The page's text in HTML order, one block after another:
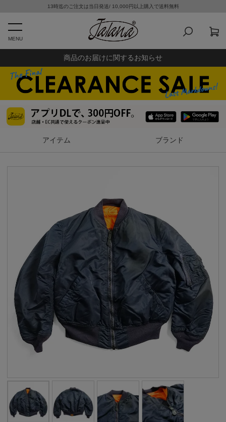
13時迄のご注文は当日発送/ 10,000円以上購入で送料無料
MENU
商品のお届けに関するお知らせ
アイテム ブランド